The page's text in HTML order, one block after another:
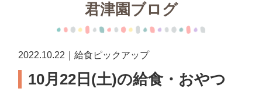
君津園ブログ
2022.10.22｜給食ピックアップ
10月22日(土)の給食・おやつ